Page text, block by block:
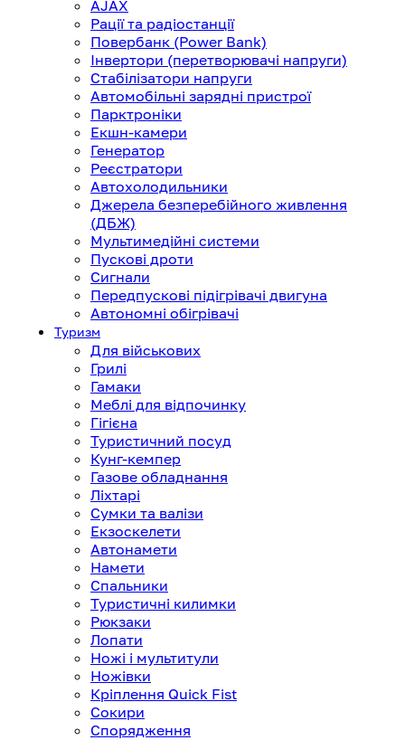
AJAX
Рації та радіостанції
Повербанк (Power Bank)
Інвертори (перетворювачі напруги)
Стабілізатори напруги
Автомобільні зарядні пристрої
Парктроніки
Екшн-камери
Генератор
Реєстратори
Автохолодильники
Джерела безперебійного живлення
(ДБЖ)
Мультимедійні системи
Пускові дроти
Сигнали
Передпускові підігрівачі двигуна
Автономні обігрівачі
Туризм
Для військових
Грилі
Гамаки
Меблі для відпочинку
Гігієна
Туристичний посуд
Кунг-кемпер
Газове обладнання
Ліхтарі
Сумки та валізи
Екзоскелети
Автонамети
Намети
Спальники
Туристичні килимки
Рюкзаки
Лопати
Ножі і мультитули
Ножівки
Кріплення Quick Fist
Сокири
Спорядження